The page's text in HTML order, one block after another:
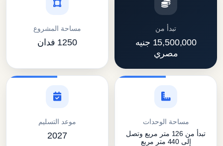
تبدأ من
15,500,000 جنيه
مصري
مساحة المشروع
1250 فدان
مساحة الوحدات
تبدأ من 126 متر مربع وتصل
إلى 440 متر مربع
موعد التسليم
2027